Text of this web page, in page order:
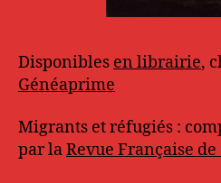
Disponibles en librairie,
Généaprime
Migrants et réfugiés :
par laRevue Française